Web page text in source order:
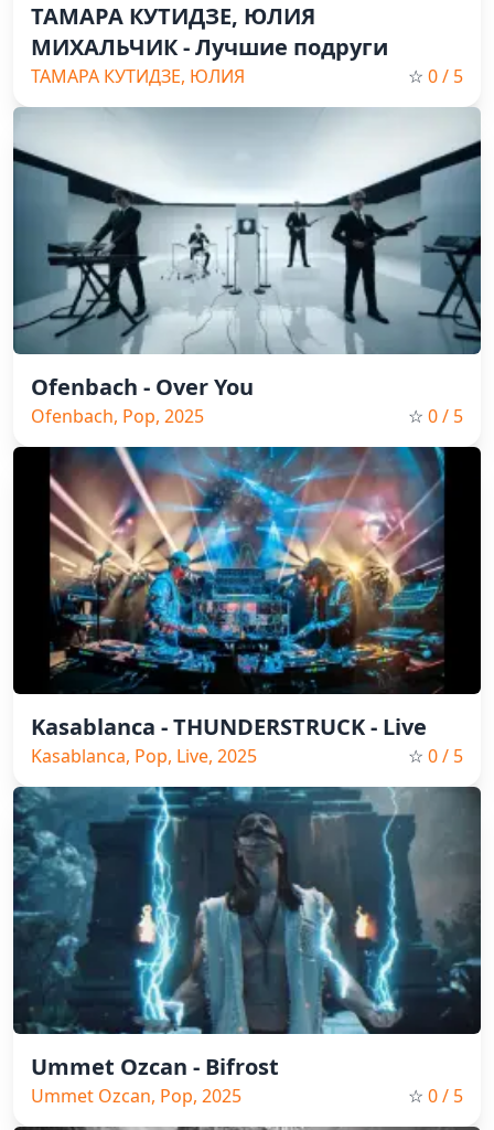
ТАМАРА КУТИДЗЕ, ЮЛИЯ
МИХАЛЬЧИК - Лучшие подруги
ТАМАРА КУТИДЗЕ, ЮЛИЯ
МИХАЛЬЧИК, Pop, Russian Music,
☆ 0/ 5
Ofenbach - Over You
Ofenbach, Pop, 2025 ☆ 0/ 5
Kasablanca - THUNDERSTRUCK - Live
Kasablanca, Pop, Live, 2025 ☆ 0/ 5
Ummet Ozcan - Bifrost
Ummet Ozcan, Pop, 2025 ☆ 0/ 5